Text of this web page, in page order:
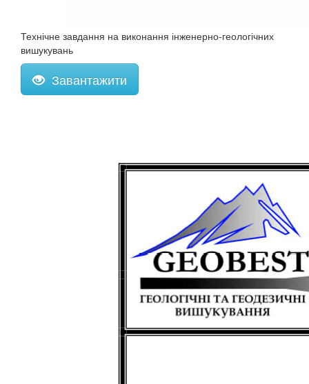
Технічне завдання на виконання інженерно-геологічних
вишукувань
Завантажити